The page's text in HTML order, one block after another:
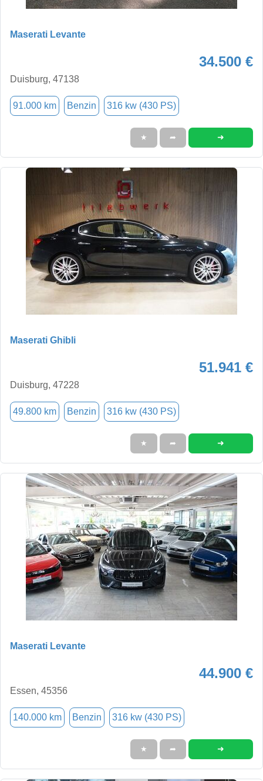
Maserati Levante
34.500 €
Duisburg, 47138
91.000 km Benzin 316 kw (430 PS)
★ ➦ ➜
Maserati Ghibli
51.941 €
Duisburg, 47228
49.800 km Benzin 316 kw (430 PS)
★ ➦ ➜
Maserati Levante
44.900 €
Essen, 45356
140.000 km Benzin 316 kw (430 PS)
★ ➦ ➜